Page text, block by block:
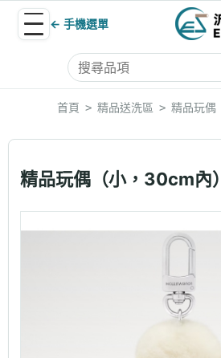
← 手機選單
首頁 > 精品送洗區 > 精品玩偶
精品玩偶（小，30cm內）